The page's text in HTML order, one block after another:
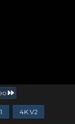
4K V2